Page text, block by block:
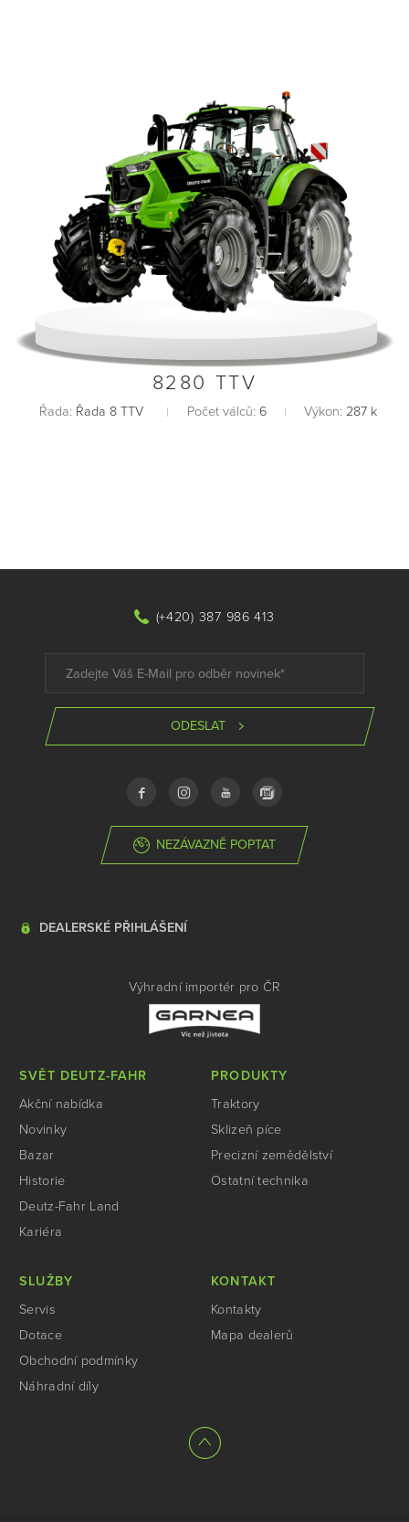
8280 TTV
Řada: Řada 8 TTV Počet válců: 6 Výkon: 287 k
(+420) 387 986 413
ODESLAT
NEZÁVAZNĚ POPTAT
DEALERSKÉ PŘIHLÁŠENÍ
Výhradní importér pro ČR
SVĚT DEUTZ-FAHR
Akční nabídka
Novinky
Bazar
Historie
Deutz-Fahr Land
Kariéra
PRODUKTY
Traktory
Sklizeň píce
Precizní zemědělství
Ostatní technika
SLUŽBY
Servis
Dotace
Obchodní podmínky
Náhradní díly
KONTAKT
Kontakty
Mapa dealerů